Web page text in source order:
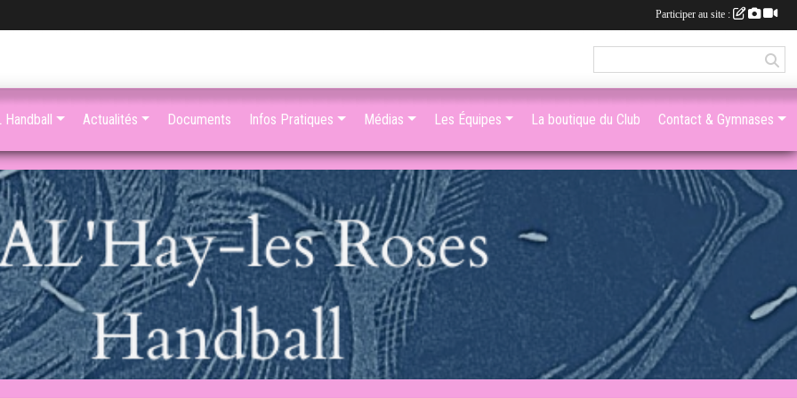
Handball Actualités Documents Infos Pratiques Médias Les Équipes La boutique du Club Contact & Gymnases
Participer au site :